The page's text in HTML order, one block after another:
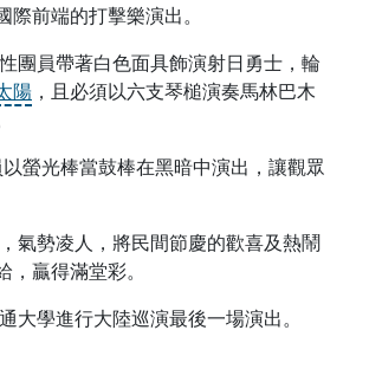
前端的打擊樂演出。
員帶著白色面具飾演射日勇士，輪
陽 ，且必須以六支琴槌演奏馬林巴木
光棒當鼓棒在黑暗中演出，讓觀眾
勢凌人，將民間節慶的歡喜及熱鬧
贏得滿堂彩。
大學進行大陸巡演最後一場演出。